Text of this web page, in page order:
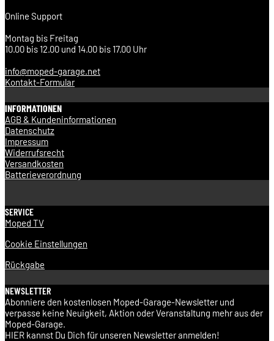
Online Support
Montag bis Freitag
10.00 bis 12.00 und 14.00 bis 17.00 Uhr
info@moped-garage.net
Kontakt-Formular
INFORMATIONEN
AGB & Kundeninformationen
Datenschutz
Impressum
Widerrufsrecht
Versandkosten
Batterieverordnung
SERVICE
Moped TV
Cookie Einstellungen
Rückgabe
NEWSLETTER
Abonniere den kostenlosen Moped-Garage-Newsletter und
verpasse keine Neuigkeit, Aktion oder Veranstaltung mehr aus der
Moped-Garage.
HIER kannst Du Dich für unseren Newsletter anmelden!